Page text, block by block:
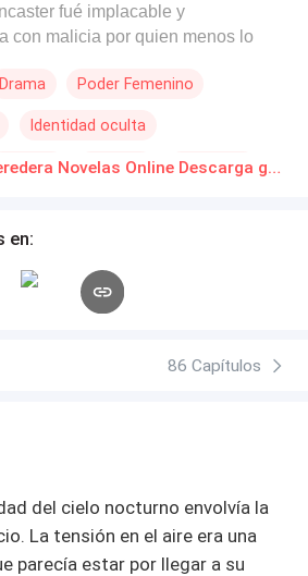
fué implacable y
con malicia por quien menos lo
de cordero. Mathilde Lancaster, la
la horrible situación que
un huracán. Lo único que ella
había costado hacer llegar a
ocultaba una profunda obsesión
enterarse cuál era su objetivo, el
y debía eliminarla. Mathilde
que reencarnó años atrás. Decidió
cambiando su apariencia y
su confianza. Aunque nunca
aparición de un hijo biológico de
Drama Poder Femenino
Identidad oculta
Renacer Venganza La venganza de la heredera Novelas Online Descarga gratuita de PDF
en:
86 Capítulos
del cielo nocturno envolvía la
La tensión en el aire era una
parecía estar por llegar a su